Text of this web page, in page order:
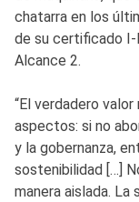
chatarra en los
de su certificado I-
Alcance 2.
“El verdadero
aspectos: si no
y la gobernanza,
sostenibilidad […]
manera aislada.